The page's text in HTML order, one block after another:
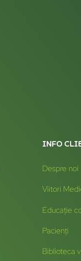
INFO
Despre noi
Viitori
Educație
Pacienți
Biblioteca